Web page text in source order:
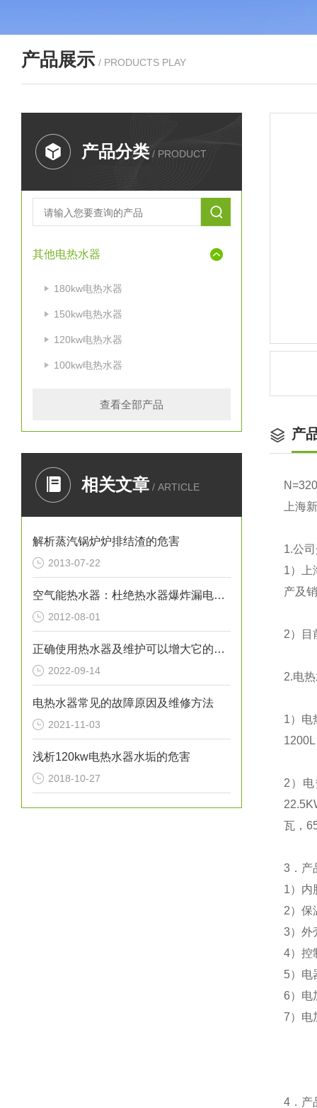
产品展示 / PRODUCTS PLAY
产品分类 / PRODUCT
其他电热水器
180kw电热水器
150kw电热水器
120kw电热水器
100kw电热水器
查看全部产品
相关文章 / ARTICLE
解析蒸汽锅炉炉排结渣的危害
2013-07-22
空气能热水器：杜绝热水器爆炸漏电事故
2012-08-01
正确使用热水器及维护可以增大它的使用寿命
2022-09-14
电热水器常见的故障原因及维修方法
2021-11-03
浅析120kw电热水器水垢的危害
2018-10-27
产
N=320
上海
1.公
1）上
产及
2）目
2.电
1）电
1200L
2 ）
瓦，
3 ．
1） 内
2） 保
3）外
4）控
5）电
6）电
7）电
4 ．